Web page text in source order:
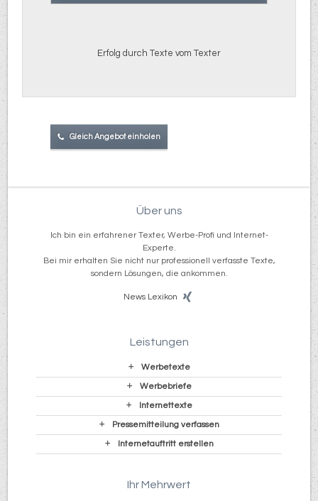
Erfolg durch Texte vom Texter
Gleich Angebot einholen
Über uns
Ich bin ein erfahrener Texter, Werbe-Profi und Internet-
Experte.
Bei mir erhalten Sie nicht nur professionell verfasste Texte,
sondern Lösungen, die ankommen.
News Lexikon
Leistungen
Werbetexte
Werbebriefe
Internettexte
Pressemitteilung verfassen
Internetauftritt erstellen
Ihr Mehrwert